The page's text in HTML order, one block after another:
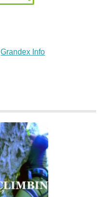
Grandex Info